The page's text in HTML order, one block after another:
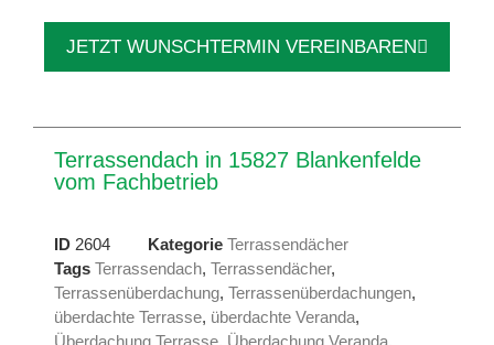
JETZT WUNSCHTERMIN VEREINBAREN
Terrassendach in 15827 Blankenfelde
vom Fachbetrieb
ID 2604 Kategorie Terrassendächer
Tags Terrassendach, Terrassendächer,
Terrassenüberdachung, Terrassenüberdachungen,
überdachte Terrasse, überdachte Veranda,